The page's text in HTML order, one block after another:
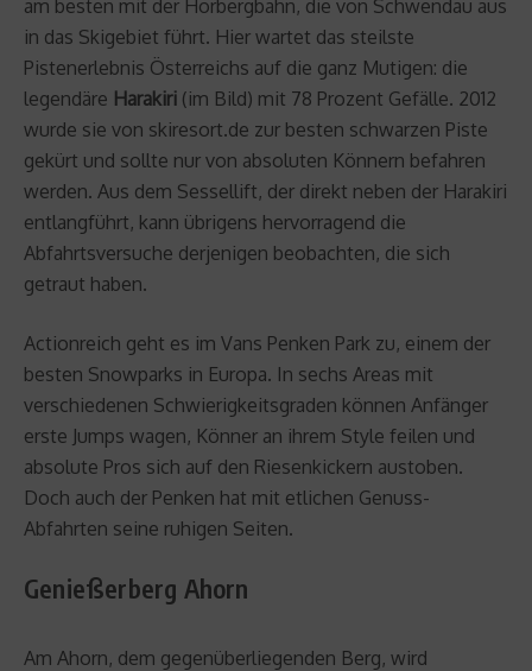
am besten mit der Horbergbahn, die von Schwendau aus
in das Skigebiet führt. Hier wartet das steilste
Pistenerlebnis Österreichs auf die ganz Mutigen: die
legendäre Harakiri (im Bild) mit 78 Prozent Gefälle. 2012
wurde sie von skiresort.de zur besten schwarzen Piste
gekürt und sollte nur von absoluten Könnern befahren
werden. Aus dem Sessellift, der direkt neben der Harakiri
entlangführt, kann übrigens hervorragend die
Abfahrtsversuche derjenigen beobachten, die sich
getraut haben.
Actionreich geht es im Vans Penken Park zu, einem der
besten Snowparks in Europa. In sechs Areas mit
verschiedenen Schwierigkeitsgraden können Anfänger
erste Jumps wagen, Könner an ihrem Style feilen und
absolute Pros sich auf den Riesenkickern austoben.
Doch auch der Penken hat mit etlichen Genuss-
Abfahrten seine ruhigen Seiten.
Genießerberg Ahorn
Am Ahorn, dem gegenüberliegenden Berg, wird